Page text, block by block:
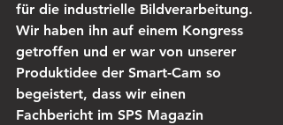
für die industrielle Bildverarbeitung.
Wir haben ihn auf einem Kongress
getroffen und er war von unserer
Produktidee der Smart-Cam so
begeistert, dass wir einen
Fachbericht im SPS Magazin